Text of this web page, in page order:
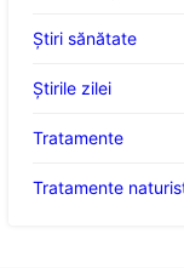
Ştiri sănătate
Știrile zilei
Tratamente
Tratamente